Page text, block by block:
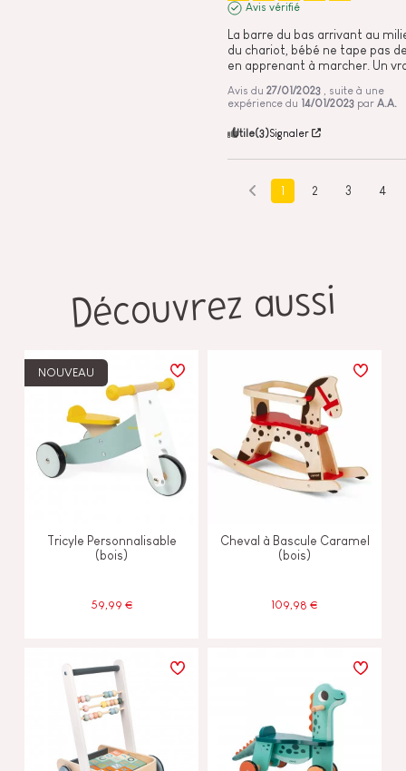
Avis vérifié
La barre du bas arrivant au
du chariot, bébé ne tape pas
en apprenant à marcher. Un
Avis du 27/01/2023
, suite à une
expérience du 14/01/2023 par A.A.
Utile(3)Signaler
1 2 3 4
Découvrez aussi
NOUVEAU
Tricyle Personnalisable
(bois)
59,99 €
Cheval à Bascule Caramel
(bois)
109,98 €